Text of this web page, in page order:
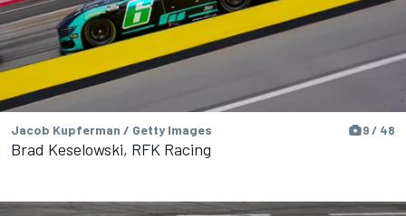
Jacob Kupferman / Getty Images 9 / 48
Brad Keselowski, RFK Racing